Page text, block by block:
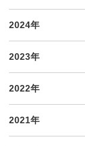
2024年
2023年
2022年
2021年